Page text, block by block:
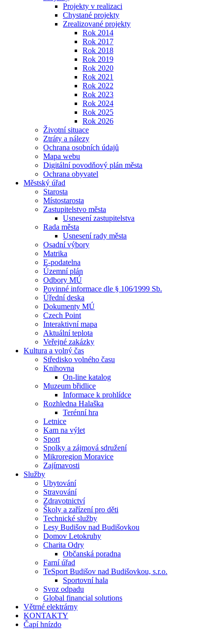
Projekty v realizaci
Chystané projekty
Zrealizované projekty
Rok 2014
Rok 2017
Rok 2018
Rok 2019
Rok 2020
Rok 2021
Rok 2022
Rok 2023
Rok 2024
Rok 2025
Rok 2026
Životní situace
Ztráty a nálezy
Ochrana osobních údajů
Mapa webu
Digitální povodňový plán města
Ochrana obyvatel
Městský úřad
Starosta
Místostarosta
Zastupitelstvo města
Usnesení zastupitelstva
Rada města
Usnesení rady města
Osadní výbory
Matrika
E-podatelna
Územní plán
Odbory MÚ
Povinné informace dle § 106⁄1999 Sb.
Úřední deska
Dokumenty MÚ
Czech Point
Interaktivní mapa
Aktuální teplota
Veřejné zakázky
Kultura a volný čas
Středisko volného času
Knihovna
On-line katalog
Muzeum břidlice
Informace k prohlídce
Rozhledna Halaška
Terénní hra
Letnice
Kam na výlet
Sport
Spolky a zájmová sdružení
Mikroregion Moravice
Zajímavosti
Služby
Ubytování
Stravování
Zdravotnictví
Školy a zařízení pro děti
Technické služby
Lesy Budišov nad Budišovkou
Domov Letokruhy
Charita Odry
Občanská poradna
Farní úřad
TeSport Budišov nad Budišovkou, s.r.o.
Sportovní hala
Svoz odpadu
Global financial solutions
Větrné elektrárny
KONTAKTY
Čapí hnízdo